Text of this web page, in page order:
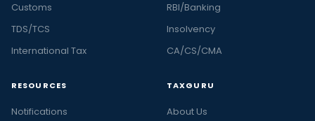
Customs
TDS/TCS
International Tax
RBI/Banking
Insolvency
CA/CS/CMA
RESOURCES
Notifications
TAXGURU
About Us